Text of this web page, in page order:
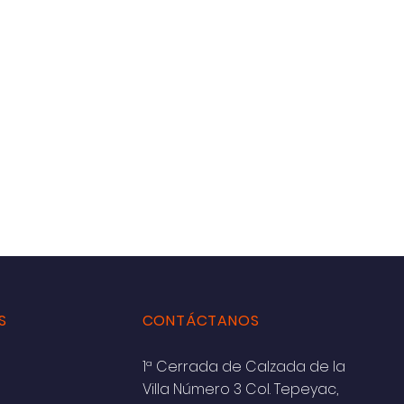
CONTÁCTANOS
1ª Cerrada de Calzada de la
Villa Número 3 Col. Tepeyac,